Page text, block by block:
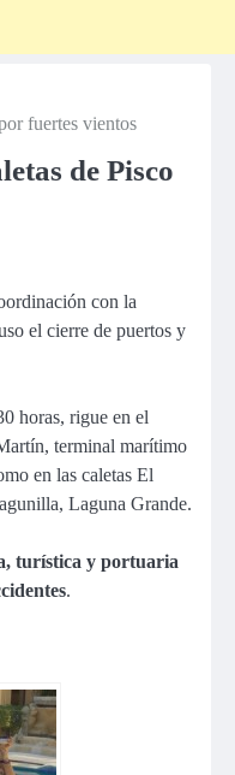
fuertes vientos
de Pisco
con la
el cierre de puertos y
horas, rigue en el
terminal marítimo
en las caletas El
Laguna Grande.
turística y portuaria
.